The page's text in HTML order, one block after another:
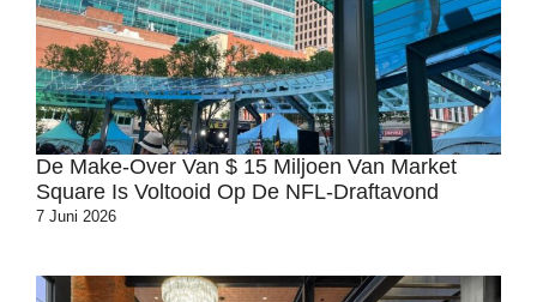
De Make-Over Van $ 15 Miljoen Van Market
Square Is Voltooid Op De NFL-Draftavond
7 Juni 2026